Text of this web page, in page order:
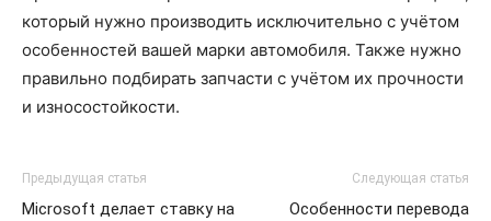
который нужно производить исключительно с учётом
особенностей вашей марки автомобиля. Также нужно
правильно подбирать запчасти с учётом их прочности
и износостойкости.
Предыдущая статья
Microsoft делает ставку на
Следующая статья
Особенности перевода